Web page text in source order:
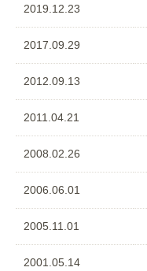
2019.12.23
2017.09.29
2012.09.13
2011.04.21
2008.02.26
2006.06.01
2005.11.01
2001.05.14